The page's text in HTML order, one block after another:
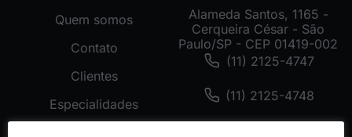
Quem somos
Contato
Clientes
Especialidades
Alameda Santos, 1165 -
Cerqueira César - São
Paulo/SP - CEP 01419-002
(11) 2125-4747
(11) 2125-4748